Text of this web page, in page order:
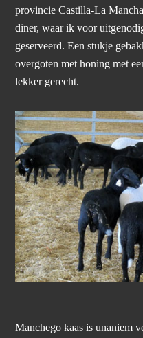
provincie Castilla-La
diner, waar ik voor
geserveerd. Een stukje
overgoten met honing met
lekker gerecht.
Manchego kaas is unaniem